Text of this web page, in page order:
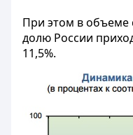
При этом в объеме
долю России
11,5%.